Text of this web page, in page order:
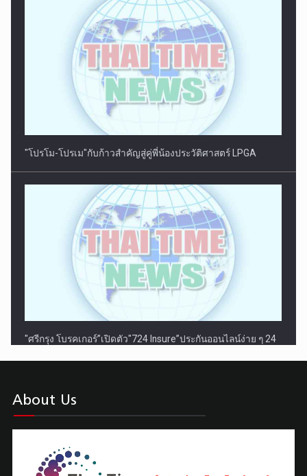
"โปรโม-โปรเม"กับก้าวสำคัญสู่คู่พี่น้องประวัติศาสตร์ LPGA
"ศรีกรุง โบรคเกอร์”เปิดตัว"724 Insure”ประกันออนไลน์ง่าย ๆ 24
About Us